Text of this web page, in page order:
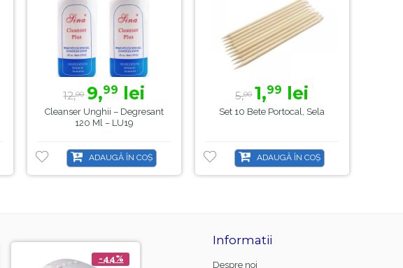
12,00 9,99 lei
Cleanser Unghii – Degresant
120 Ml – LU19
ADAUGĂ ÎN COȘ
5,00 1,99 lei
Set 10 Bete Portocal, Sela
ADAUGĂ ÎN COȘ
-44% -21%
Informatii
Despre noi